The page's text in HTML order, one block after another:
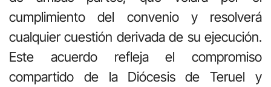
cumplimiento del convenio y resolverá
cualquier cuestión derivada de su ejecución.
Este acuerdo refleja el compromiso
compartido de la Diócesis de Teruel y